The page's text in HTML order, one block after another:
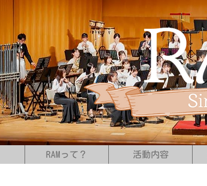
RAMって？ 活動内容